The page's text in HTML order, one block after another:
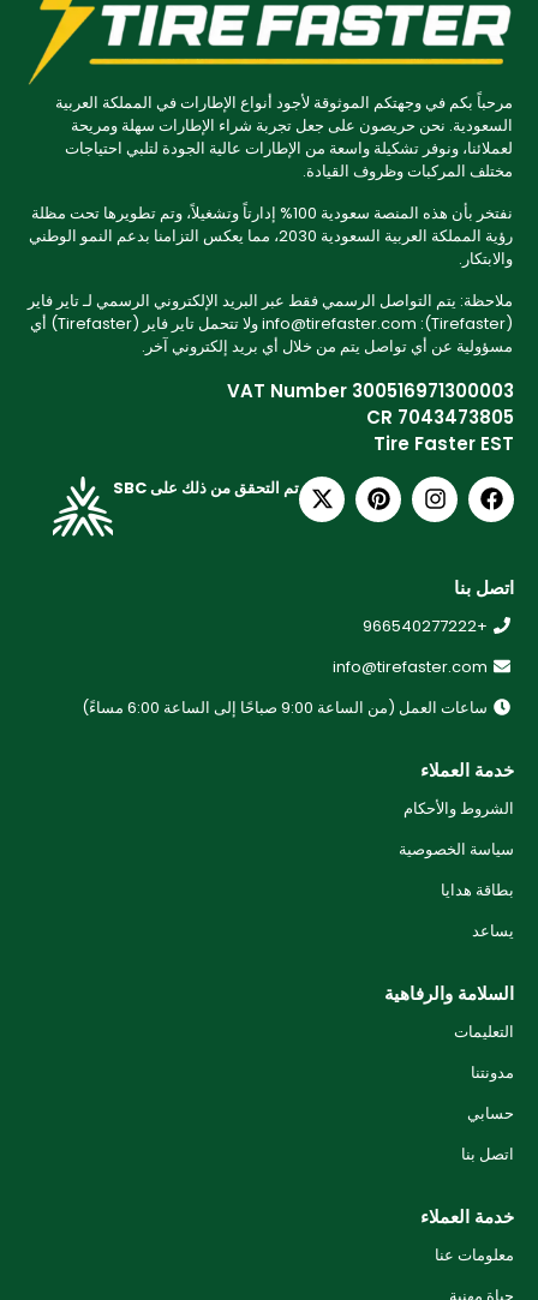
مرحباً بكم في وجهتكم الموثوقة لأجود أنواع الإطارات في المملكة العربية
السعودية. نحن حريصون على جعل تجربة شراء الإطارات سهلة ومريحة
لعملائنا، ونوفر تشكيلة واسعة من الإطارات عالية الجودة لتلبي احتياجات
مختلف المركبات وظروف القيادة.
نفتخر بأن هذه المنصة سعودية 100% إدارتاً وتشغيلاً، وتم تطويرها تحت مظلة
رؤية المملكة العربية السعودية 2030، مما يعكس التزامنا بدعم النمو الوطني
والابتكار.
ملاحظة: يتم التواصل الرسمي فقط عبر البريد الإلكتروني الرسمي لـ تاير فاير
(Tirefaster): info@tirefaster.com ولا تتحمل تاير فاير (Tirefaster) أي
مسؤولية عن أي تواصل يتم من خلال أي بريد إلكتروني آخر.
VAT Number 300516971300003
CR 7043473805
Tire Faster EST
تم التحقق من ذلك على SBC
اتصل بنا
+966540277222
info@tirefaster.com
ساعات العمل (من الساعة 9:00 صباحًا إلى الساعة 6:00 مساءً)
خدمة العملاء
الشروط والأحكام
سياسة الخصوصية
بطاقة هدايا
يساعد
السلامة والرفاهية
التعليمات
مدونتنا
حسابي
اتصل بنا
خدمة العملاء
معلومات عنا
حياة مهنية